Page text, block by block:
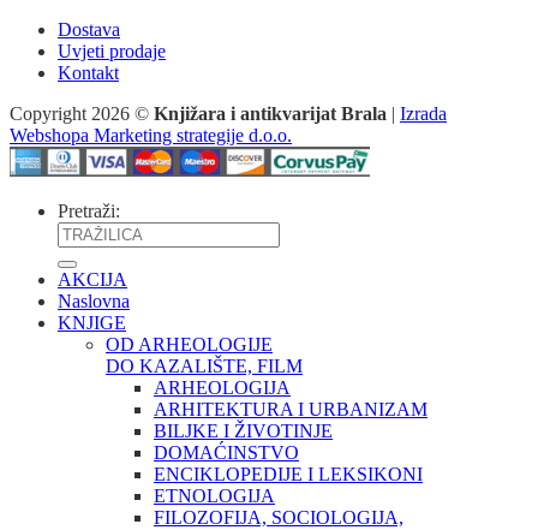
Dostava
Uvjeti prodaje
Kontakt
Copyright 2026 © Knjižara i antikvarijat Brala | Izrada
Webshopa Marketing strategije d.o.o.
Pretraži:
AKCIJA
Naslovna
KNJIGE
OD ARHEOLOGIJE
DO KAZALIŠTE, FILM
ARHEOLOGIJA
ARHITEKTURA I URBANIZAM
BILJKE I ŽIVOTINJE
DOMAĆINSTVO
ENCIKLOPEDIJE I LEKSIKONI
ETNOLOGIJA
FILOZOFIJA, SOCIOLOGIJA,